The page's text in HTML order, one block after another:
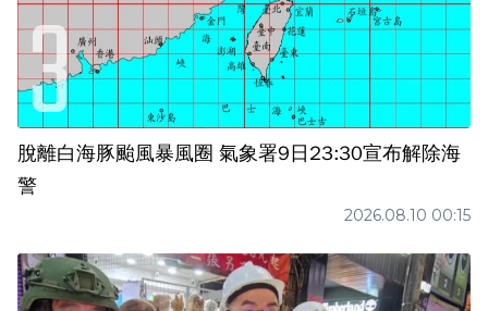
脫離白海豚颱風暴風圈 氣象署9日23:30宣布解除海
警
2026.08.10 00:15